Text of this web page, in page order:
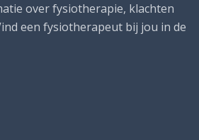
over fysiotherapie, klachten
een fysiotherapeut bij jou in de